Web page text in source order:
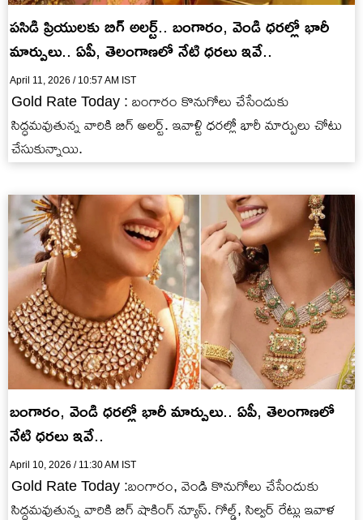
పసిడి ప్రియులకు బిగ్ అలర్ట్.. బంగారం, వెండి ధరల్లో భారీ
మార్పులు.. ఏపీ, తెలంగాణలో నేటి ధరలు ఇవే..
April 11, 2026 / 10:57 AM IST
Gold Rate Today : బంగారం కొనుగోలు చేసేందుకు
సిద్ధమవుతున్న వారికి బిగ్ అలర్ట్. ఇవాళ్టి ధరల్లో భారీ మార్పులు చోటు
చేసుకున్నాయి.
బంగారం, వెండి ధరల్లో భారీ మార్పులు.. ఏపీ, తెలంగాణలో
నేటి ధరలు ఇవే..
April 10, 2026 / 11:30 AM IST
Gold Rate Today :బంగారం, వెండి కొనుగోలు చేసేందుకు
సిద్ధమవుతున్న వారికి బిగ్ షాకింగ్ న్యూస్. గోల్డ్, సిల్వర్ రేట్లు ఇవాళ